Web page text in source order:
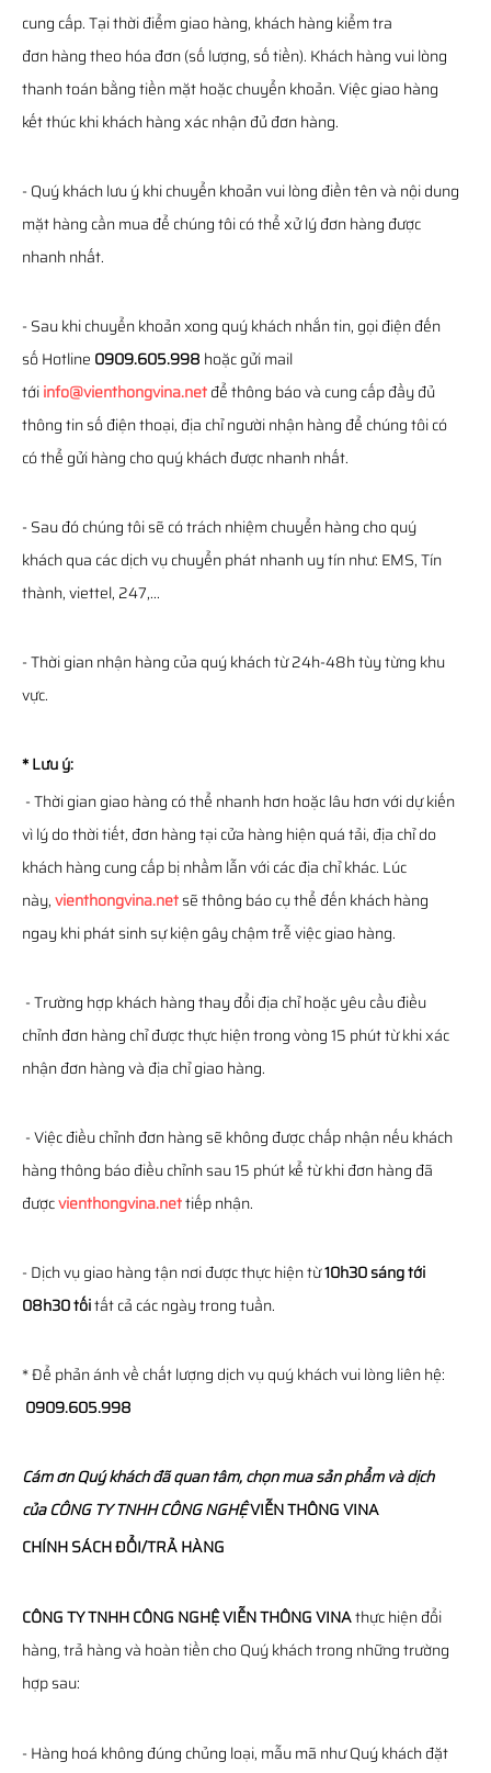
cung cấp. Tại thời điểm giao hàng, khách hàng kiểm tra
đơn hàng theo hóa đơn (số lượng, số tiền). Khách hàng vui lòng
thanh toán bằng tiền mặt hoặc chuyển khoản. Việc giao hàng
kết thúc khi khách hàng xác nhận đủ đơn hàng.
- Quý khách lưu ý khi chuyển khoản vui lòng điền tên và nội dung
mặt hàng cần mua để chúng tôi có thể xử lý đơn hàng được
nhanh nhất.
- Sau khi chuyển khoản xong quý khách nhắn tin, gọi điện đến
số Hotline 0909.605.998 hoặc gửi mail
tớiinfo@vienthongvina.netđể thông báo và cung cấp đầy đủ
thông tin số điện thoại, địa chỉ người nhận hàng để chúng tôi có
có thể gửi hàng cho quý khách được nhanh nhất.
- Sau đó chúng tôi sẽ có trách nhiệm chuyển hàng cho quý
khách qua các dịch vụ chuyển phát nhanh uy tín như: EMS, Tín
thành, viettel, 247,...
- Thời gian nhận hàng của quý khách từ 24h-48h tùy từng khu
vực.
* Lưu ý:
- Thời gian giao hàng có thể nhanh hơn hoặc lâu hơn với dự kiến
vì lý do thời tiết, đơn hàng tại cửa hàng hiện quá tải, địa chỉ do
khách hàng cung cấp bị nhầm lẫn với các địa chỉ khác. Lúc
này,vienthongvina.netsẽ thông báo cụ thể đến khách hàng
ngay khi phát sinh sự kiện gây chậm trễ việc giao hàng.
- Trường hợp khách hàng thay đổi địa chỉ hoặc yêu cầu điều
chỉnh đơn hàng chỉ được thực hiện trong vòng 15 phút từ khi xác
nhận đơn hàng và địa chỉ giao hàng.
- Việc điều chỉnh đơn hàng sẽ không được chấp nhận nếu khách
hàng thông báo điều chỉnh sau 15 phút kể từ khi đơn hàng đã
đượcvienthongvina.nettiếp nhận.
- Dịch vụ giao hàng tận nơi được thực hiện từ10h30 sáng tới
08h30 tốitất cả các ngày trong tuần.
* Để phản ánh về chất lượng dịch vụ quý khách vui lòng liên hệ:
0909.605.998
Cám ơn Quý khách đã quan tâm, chọn mua sản phẩm và dịch
củaCÔNG TY TNHH CÔNG NGHỆVIỄN THÔNGVINA
CHÍNH SÁCH ĐỔI/TRẢ HÀNG
CÔNG TY TNHH CÔNG NGHỆ VIỄN THÔNG VINAthực hiện đổi
hàng, trả hàng và hoàn tiền cho Quý khách trong những trường
hợp sau:
- Hàng hoá không đúng chủng loại, mẫu mã như Quý khách đặt